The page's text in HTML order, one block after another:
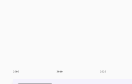
2000 2010 2020